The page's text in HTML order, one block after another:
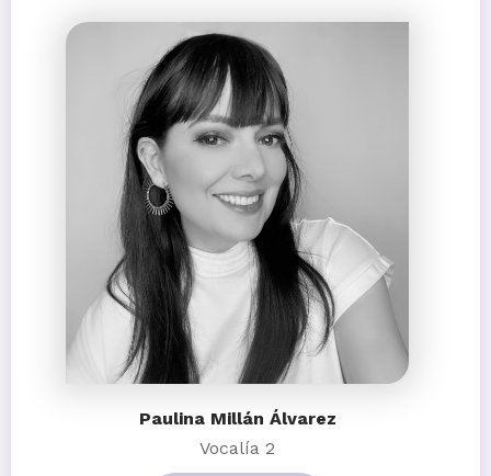
Paulina Millán Álvarez
Vocalía 2